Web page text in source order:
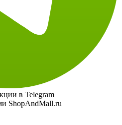
в Telegram
ShopAndMall.ru